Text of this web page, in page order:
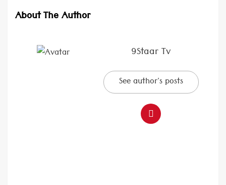
About The Author
9Staar Tv
See author's posts